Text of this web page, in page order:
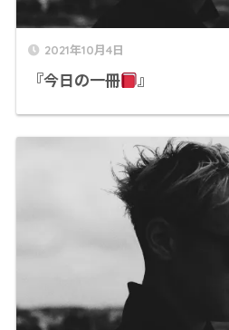
2021年10月4日
『今日の一冊 』